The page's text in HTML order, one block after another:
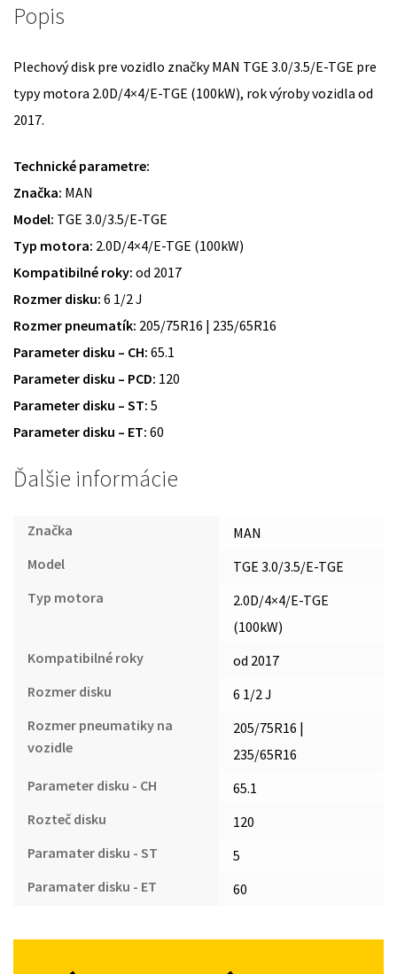
Popis
Plechový disk pre vozidlo značky MAN TGE 3.0/3.5/E-TGE pre
typy motora 2.0D/4×4/E-TGE (100kW), rok výroby vozidla od
2017.
Technické parametre:
Značka: MAN
Model: TGE 3.0/3.5/E-TGE
Typ motora: 2.0D/4×4/E-TGE (100kW)
Kompatibilné roky: od 2017
Rozmer disku: 6 1/2 J
Rozmer pneumatík: 205/75R16 | 235/65R16
Parameter disku – CH: 65.1
Parameter disku – PCD: 120
Parameter disku – ST: 5
Parameter disku – ET: 60
Ďalšie informácie
Značka
MAN
Model
TGE 3.0/3.5/E-TGE
Typ motora
2.0D/4×4/E-TGE
(100kW)
Kompatibilné roky
od 2017
Rozmer disku
6 1/2 J
Rozmer pneumatiky na
vozidle
205/75R16 |
235/65R16
Parameter disku - CH
65.1
Rozteč disku
120
Paramater disku - ST
5
Paramater disku - ET
60